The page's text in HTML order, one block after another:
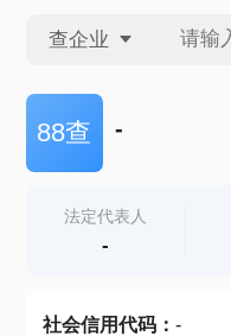
查企业
查企业
查产地
88查 -
法定代表人
-
社会信用代码： -